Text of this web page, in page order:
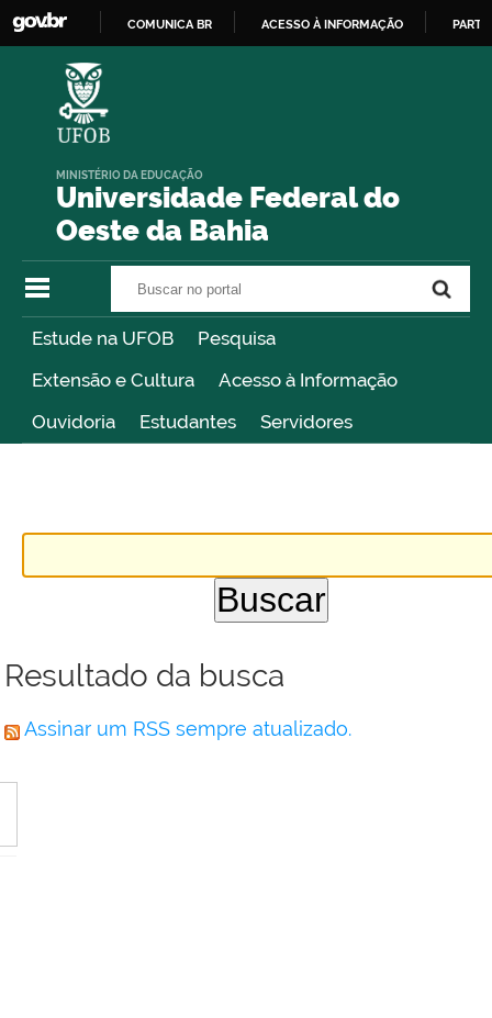
COMUNICA BR ACESSO À INFORMAÇÃO
Universidade Federal do
Oeste da Bahia
MINISTÉRIO DA EDUCAÇÃO
Estude na UFOB
Pesquisa
Extensão e Cultura
Acesso à Informação
Ouvidoria
Estudantes Servidores
Resultado da busca
Assinar um RSS sempre atualizado.